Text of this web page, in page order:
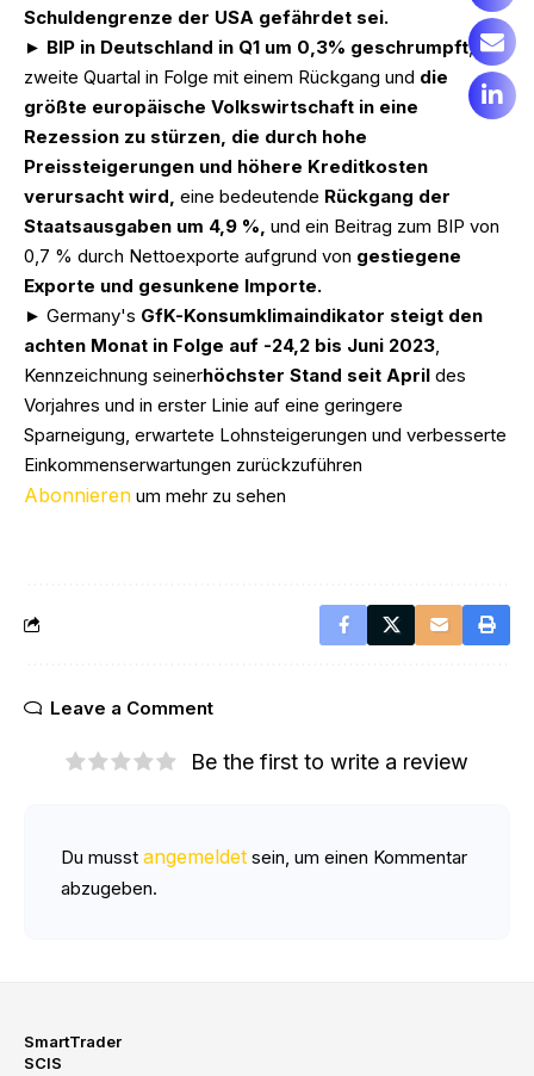
Schuldengrenze der USA gefährdet sei.
► BIP in Deutschland in Q1 um 0,3% geschrumpft, das
zweite Quartal in Folge mit einem Rückgang und die
größte europäische Volkswirtschaft in eine
Rezession zu stürzen, die durch hohe
Preissteigerungen und höhere Kreditkosten
verursacht wird, eine bedeutende Rückgang der
Staatsausgaben um 4,9 %, und ein Beitrag zum BIP von
0,7 % durch Nettoexporte aufgrund von gestiegene
Exporte und gesunkene Importe.
► Germany's GfK-Konsumklimaindikator steigt den
achten Monat in Folge auf -24,2 bis Juni 2023,
Kennzeichnung seinerhöchster Stand seit April des
Vorjahres und in erster Linie auf eine geringere
Sparneigung, erwartete Lohnsteigerungen und verbesserte
Einkommenserwartungen zurückzuführen
Abonnieren um mehr zu sehen
Leave a Comment
Be the first to write a review
Du musst angemeldet sein, um einen Kommentar
abzugeben.
SmartTrader
SCIS